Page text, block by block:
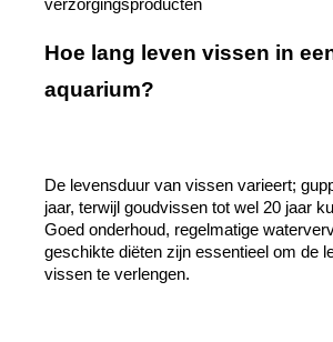
verzorgingsproducten
Hoe lang leven vissen in
aquarium?
De levensduur van vissen varieert;
jaar, terwijl goudvissen tot wel 20 jaar
Goed onderhoud, regelmatige
geschikte diëten zijn essentieel om de
vissen te verlengen.